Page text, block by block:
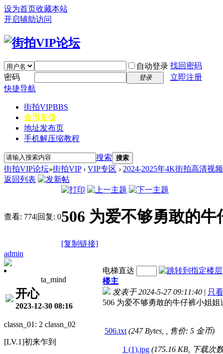
设为首页收藏本站
开启辅助访问
自动登录 找回密码
密码
登录
立即注册
快捷导航
街拍VIPBBS
金币充值
地址发布页
手机解压缩教程
搜索 搜索
街拍VIP论坛»街拍VIP › VIP专区 › 2024-2025年4K街拍高清视
返回列表
查看: 774|回复: 0506 为爱不够勇敢的
[复制链接]
admin
ta_mind
开心
2023-12-30 08:16
classn_01: 2 classn_02
[LV.1]初来乍到
电梯直达
楼主
发表于 2024-5-27 09:11:40 | 只
506 为爱不够勇敢的牛仔裤小姐姐
506.txt (247 Bytes, , 售价: 5 金币)
1 (1).jpg (175.16 KB, 下载次